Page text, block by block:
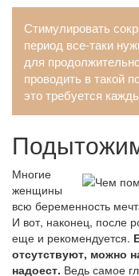
Стимулировать
период все-таки
для
проводить в такой
это требуется
Многие
женщины
всю беременность
И вот, наконец, после
еще и рекомендуется.
отсутствуют, можно
надоест. Ведь самое